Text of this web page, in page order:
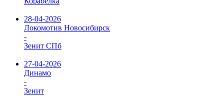
28-04-2026
Локомотив Новосибирск
-
Зенит СПб
27-04-2026
Динамо
-
Зенит